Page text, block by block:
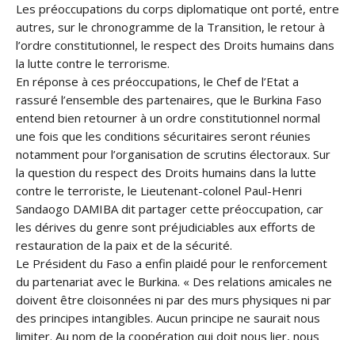
Les préoccupations du corps diplomatique ont porté, entre
autres, sur le chronogramme de la Transition, le retour à
l’ordre constitutionnel, le respect des Droits humains dans
la lutte contre le terrorisme.
En réponse à ces préoccupations, le Chef de l’Etat a
rassuré l’ensemble des partenaires, que le Burkina Faso
entend bien retourner à un ordre constitutionnel normal
une fois que les conditions sécuritaires seront réunies
notamment pour l’organisation de scrutins électoraux. Sur
la question du respect des Droits humains dans la lutte
contre le terroriste, le Lieutenant-colonel Paul-Henri
Sandaogo DAMIBA dit partager cette préoccupation, car
les dérives du genre sont préjudiciables aux efforts de
restauration de la paix et de la sécurité.
Le Président du Faso a enfin plaidé pour le renforcement
du partenariat avec le Burkina. « Des relations amicales ne
doivent être cloisonnées ni par des murs physiques ni par
des principes intangibles. Aucun principe ne saurait nous
limiter. Au nom de la coopération qui doit nous lier, nous